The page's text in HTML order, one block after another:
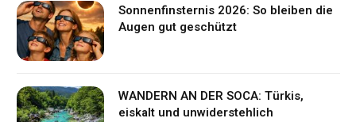
Sonnenfinsternis 2026: So bleiben die
Augen gut geschützt
WANDERN AN DER SOCA: Türkis,
eiskalt und unwiderstehlich